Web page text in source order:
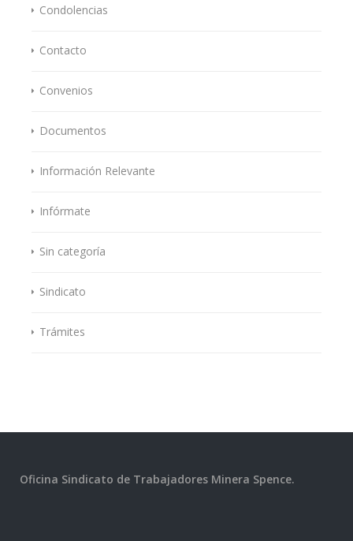
Condolencias
Contacto
Convenios
Documentos
Información Relevante
Infórmate
Sin categoría
Sindicato
Trámites
Oficina Sindicato de Trabajadores Minera Spence.